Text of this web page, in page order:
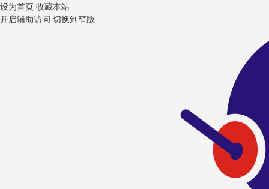
设为首页 收藏本站
开启辅助访问 切换到窄版